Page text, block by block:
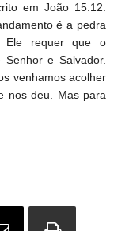
em João 15.12:
é a pedra
Ele requer que o
e Salvador.
venhamos acolher
nos deu. Mas para